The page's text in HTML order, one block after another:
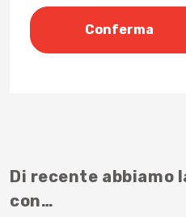
Di recente abbiamo
con…